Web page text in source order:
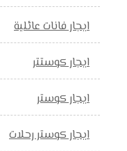
ايجار فانات عائلية
ايجار كوستتر
ايجار كوستر
ايجار كوستر رحلات